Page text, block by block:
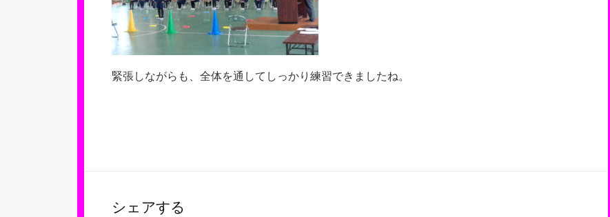
緊張しながらも、全体を通してしっかり練習できましたね。
シェアする